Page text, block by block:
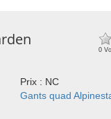
0
Prix : NC
Gants quad